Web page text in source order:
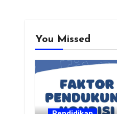
You Missed